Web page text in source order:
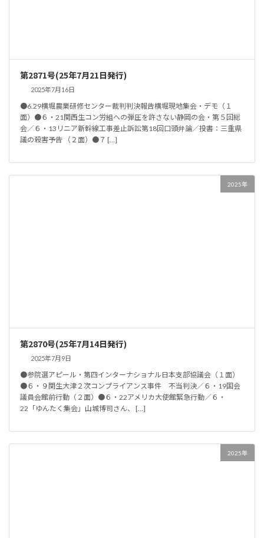
第2871号(25年7月21日発行)
2025年7月16日
●6.29横堀農業研修センター裁判判決報告横堀現地集会・デモ（１
面）●６・21関西生コン労組への弾圧を許さない静岡の会・第５回総
会／６・13リニア新幹線工事差止訴訟第18回口頭弁論／投書：三重県
議の殺害予告 （２面）●７ […]
2025年
第2870号(25年7月14日発行)
2025年7月9日
●参院選アピール・第四インターナショナル日本支部協議会（１面）
●６・９関生大津２次コンプライアンス事件 不当判決／６・19国会
議員会館前行動（２面）●６・22アメリカ大使館緊急行動／６・
22「ゆんたく集会」山城博司さん、 […]
2025年